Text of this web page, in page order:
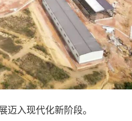
入现代化新阶段。